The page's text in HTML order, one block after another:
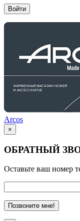
Войти
Arcos
×
ОБРАТНЫЙ
Оставьте ваш номер
Позвоните мне!